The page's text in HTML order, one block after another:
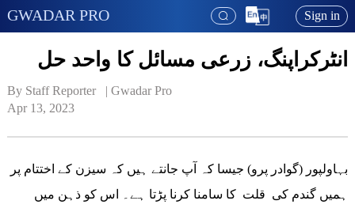
GWADAR PRO Sign in
انٹرکراپنگ، زرعی مسائل کا واحد حل
By Staff Reporter   | Gwadar Pro
Apr 13, 2023
بہاولپور (گوادر پرو) جیسا کہ آپ جانتے ہیں کہ سیزن کے اختتام پر
ہمیں گندم کی قلت کا سامنا کرنا پڑتا ہے۔ اس کو ذہن میں